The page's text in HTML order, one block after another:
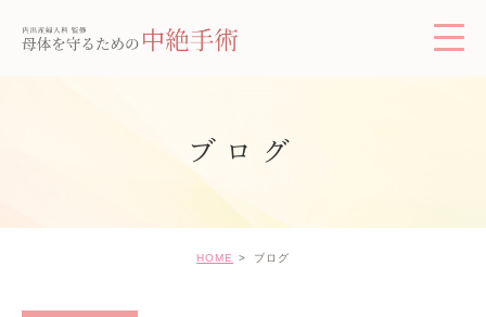
ブログ
HOME ブログ